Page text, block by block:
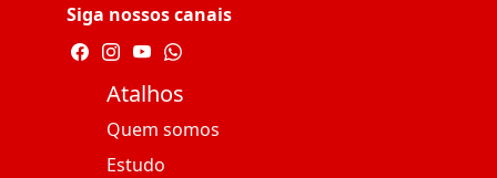
Siga nossos canais
Atalhos
Quem somos
Estudo